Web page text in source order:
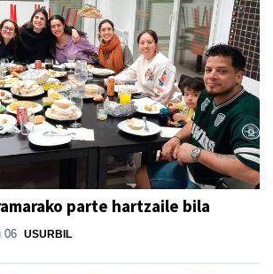
parte hartzaile bila
06 USURBIL